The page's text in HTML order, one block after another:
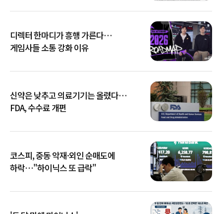
디렉터 한마디가 흥행 가른다…
게임사들 소통 강화 이유
신약은 낮추고 의료기기는 올렸다…
FDA, 수수료 개편
코스피, 중동 악재·외인 순매도에
하락…"하이닉스 또 급락"